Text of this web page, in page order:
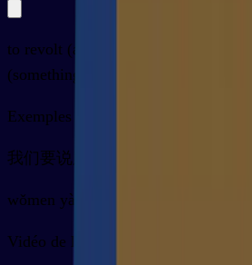
to revolt (against somebody or
(something); revolution, radical
Exemples
我们要说服他们去参加革命
wǒmen yào shuōfú tāmen qù cānjiā
Vidéo de la carte